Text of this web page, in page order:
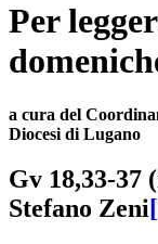
Per
a cura del
Diocesi di Lugano
Gv 18,33-37
Stefano Zeni